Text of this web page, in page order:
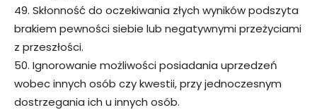
49. Skłonność do oczekiwania złych wyników podszyta
brakiem pewności siebie lub negatywnymi przeżyciami
z przeszłości.
50. Ignorowanie możliwości posiadania uprzedzeń
wobec innych osób czy kwestii, przy jednoczesnym
dostrzegania ich u innych osób.